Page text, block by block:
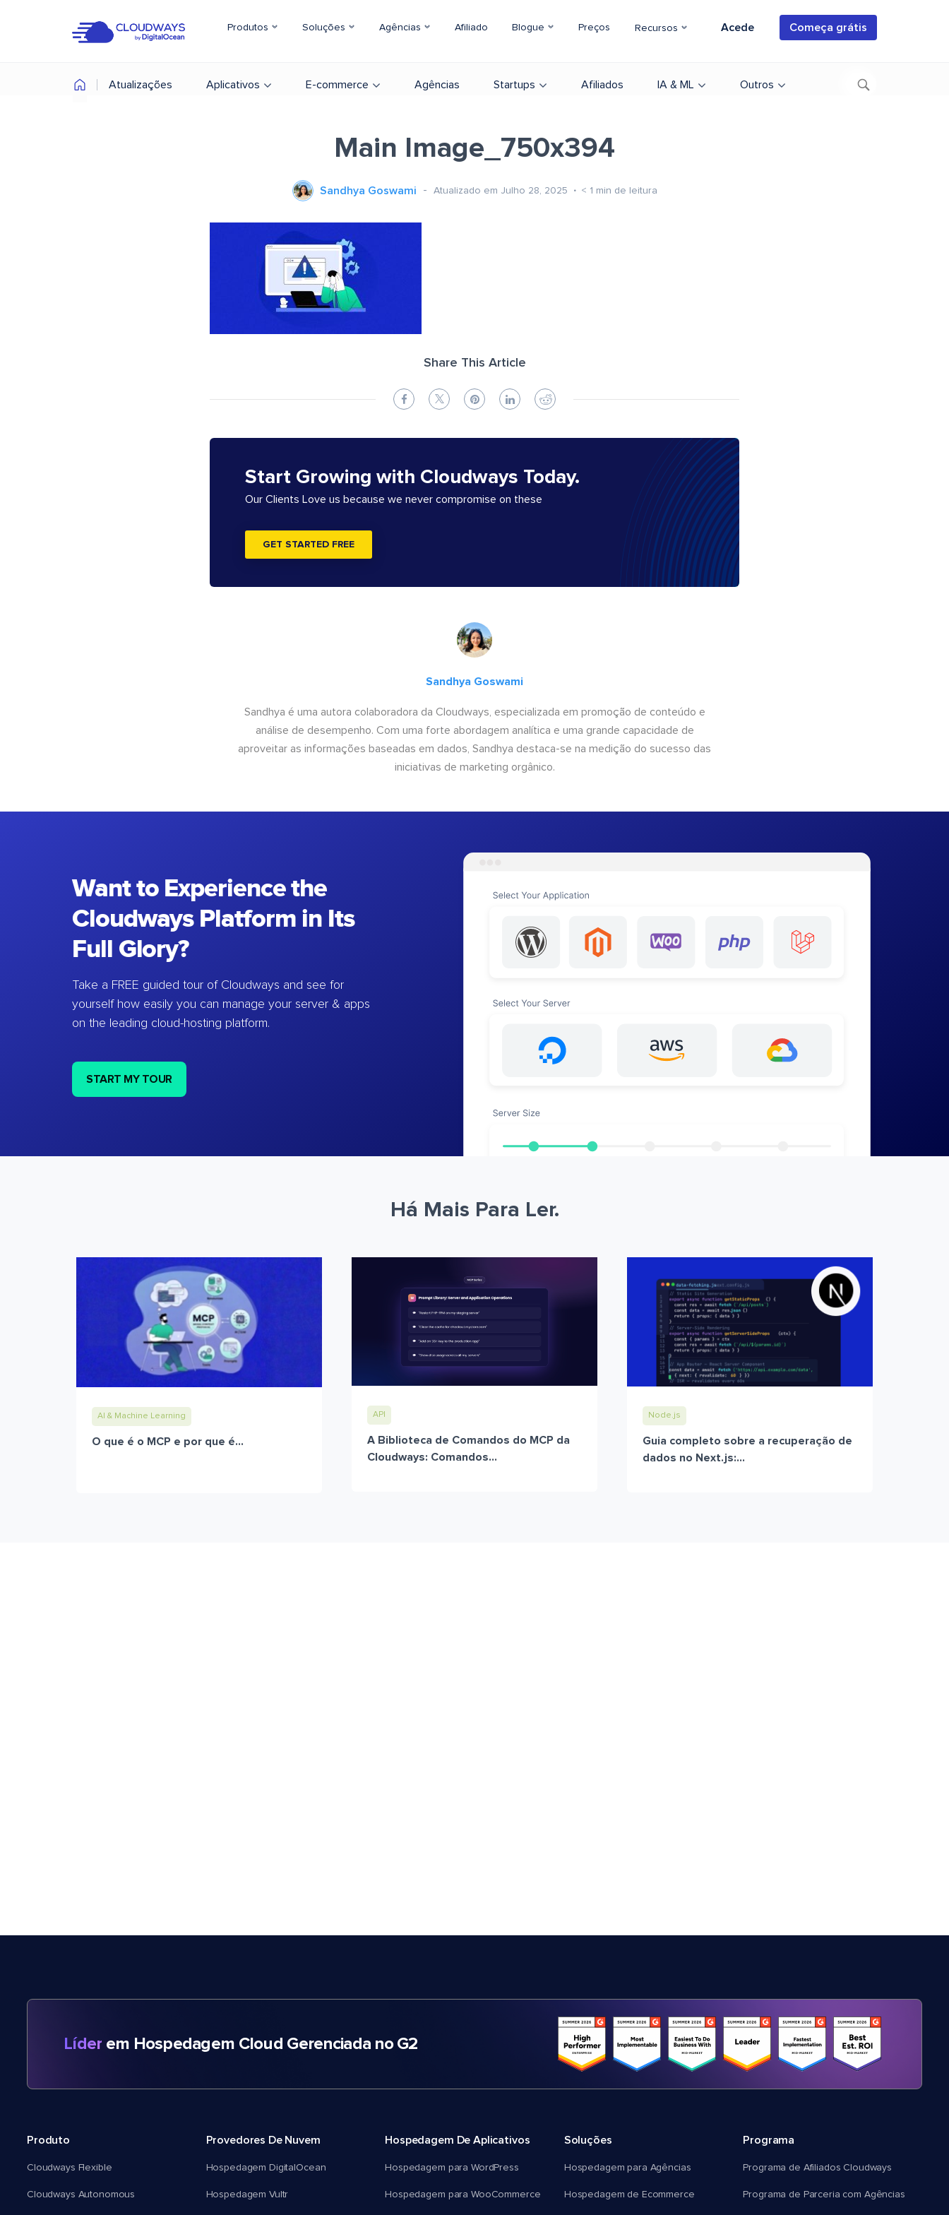
Produtos Soluções Agências Afiliado Blogue Preços Recursos Acede Começa grátis
Atualizações Aplicativos E-commerce Agências Startups Afiliados IA & ML Outros
Main Image_750x394
Sandhya Goswami Atualizado em Julho 28, 2025 < 1 min de leitura
Share This Article
Start Growing with Cloudways Today.
Our Clients Love us because we never compromise on these
GET STARTED FREE
Sandhya Goswami
Sandhya é uma autora colaboradora da Cloudways, especializada em promoção de conteúdo e
análise de desempenho. Com uma forte abordagem analítica e uma grande capacidade de
aproveitar as informações baseadas em dados, Sandhya destaca-se na medição do sucesso das
iniciativas de marketing orgânico.
Want to Experience the
Cloudways Platform in Its
Full Glory?
Take a FREE guided tour of Cloudways and see for
yourself how easily you can manage your server & apps
on the leading cloud-hosting platform.
START MY TOUR
Há Mais Para Ler.
AI & Machine Learning
O que é o MCP e por que é...
API
A Biblioteca de Comandos do MCP da
Cloudways: Comandos...
Node.js
Guia completo sobre a recuperação de
dados no Next.js:...
Líder em Hospedagem Cloud Gerenciada no G2
Produto
Cloudways Flexible
Cloudways Autonomous
Provedores De Nuvem
Hospedagem DigitalOcean
Hospedagem Vultr
Hospedagem De Aplicativos
Hospedagem para WordPress
Hospedagem para WooCommerce
Soluções
Hospedagem para Agências
Hospedagem de Ecommerce
Programa
Programa de Afiliados Cloudways
Programa de Parceria com Agências